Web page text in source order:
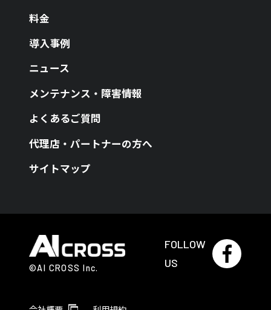
料金
導入事例
ニュース
メンテナンス・障害情報
よくあるご質問
代理店・パートナーの方へ
サイトマップ
©AI CROSS Inc.
FOLLOW
US